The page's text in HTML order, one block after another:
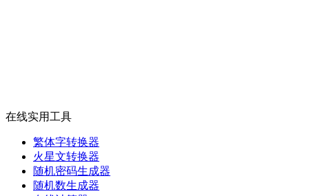
在线实用工具
繁体字转换器
火星文转换器
随机密码生成器
随机数生成器